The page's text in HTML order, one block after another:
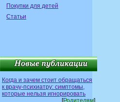
Покупки для детей
Статьи
Когда и зачем стоит обращаться
к врачу-психиатру: симптомы,
которые нельзя игнорировать
[Родителям]